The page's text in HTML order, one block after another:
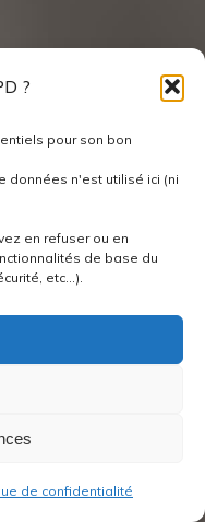
?
pour son bon
données n'est utilisé ici (ni
en refuser ou en
de base du
etc...).
de confidentialité